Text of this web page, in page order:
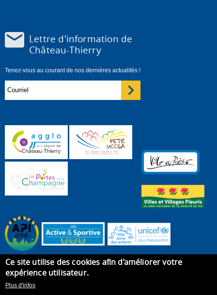
Lettre d'information de
Château-Thierry
Tenez-vous au courant de nos dernières actualités !
Ce site utilise des cookies afin d’améliorer votre
expérience utilisateur.
Plus d'infos